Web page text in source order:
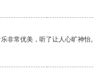
非常优美，听了让人心旷神怡。